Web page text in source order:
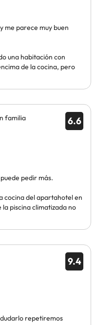
me parece muy buen
una habitación con
de la cocina, pero
6.6
familia
pedir más.
cocina del apartahotel en
piscina climatizada no
9.4
repetiremos